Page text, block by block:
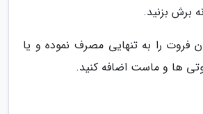
برش بزنید.
فروت را به تنهایی مصرف نموده و یا
ها و ماست اضافه کنید.